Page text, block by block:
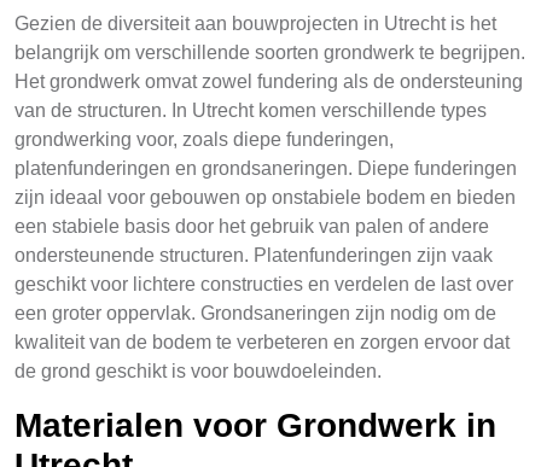
Gezien de diversiteit aan bouwprojecten in Utrecht is het
belangrijk om verschillende soorten grondwerk te begrijpen.
Het grondwerk omvat zowel fundering als de ondersteuning
van de structuren. In Utrecht komen verschillende types
grondwerking voor, zoals diepe funderingen,
platenfunderingen en grondsaneringen. Diepe funderingen
zijn ideaal voor gebouwen op onstabiele bodem en bieden
een stabiele basis door het gebruik van palen of andere
ondersteunende structuren. Platenfunderingen zijn vaak
geschikt voor lichtere constructies en verdelen de last over
een groter oppervlak. Grondsaneringen zijn nodig om de
kwaliteit van de bodem te verbeteren en zorgen ervoor dat
de grond geschikt is voor bouwdoeleinden.
Materialen voor Grondwerk in